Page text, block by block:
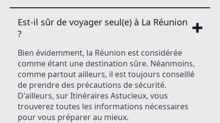
Est-il sûr de voyager seul(e) à La Réunion
?
Bien évidemment, la Réunion est considérée
comme étant une destination sûre. Néanmoins,
comme partout ailleurs, il est toujours conseillé
de prendre des précautions de sécurité.
D'ailleurs, sur Itinéraires Astucieux, vous
trouverez toutes les informations nécessaires
pour vous préparer au mieux.